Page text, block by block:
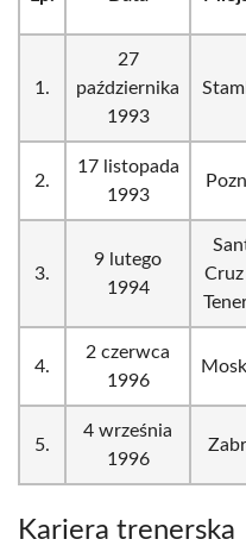
1.
27
października
1993
2.
17 listopada
1993
3.
9 lutego
1994
4.
2 czerwca
1996
5.
4 września
1996
Kariera trenerska